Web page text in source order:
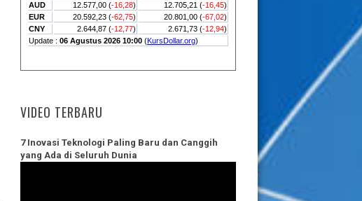
VIDEO TERBARU
7 Inovasi Teknologi Paling Baru dan Canggih
yang Ada di Seluruh Dunia